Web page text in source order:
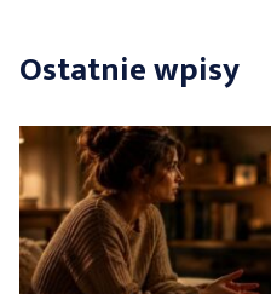
Ostatnie wpisy